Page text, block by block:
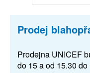
Prodej
Prodejna UNICEF
do 15 a od 15.30